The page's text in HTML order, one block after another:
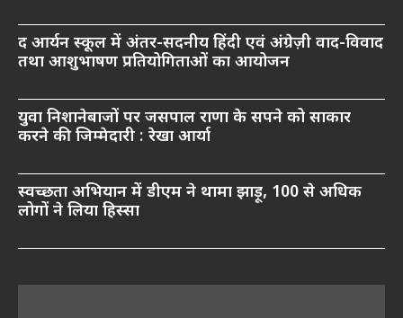
द आर्यन स्कूल में अंतर-सदनीय हिंदी एवं अंग्रेज़ी वाद-विवाद
तथा आशुभाषण प्रतियोगिताओं का आयोजन
युवा निशानेबाजों पर जसपाल राणा के सपने को साकार
करने की जिम्मेदारी : रेखा आर्या
स्वच्छता अभियान में डीएम ने थामा झाड़ू, 100 से अधिक
लोगों ने लिया हिस्सा